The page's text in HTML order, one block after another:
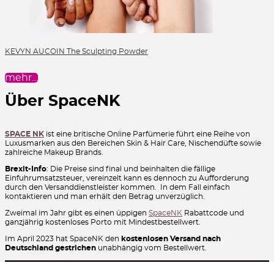
KEVYN AUCOIN The Sculpting Powder
mehr…
Über SpaceNK
SPACE NK ist eine britische Online Parfümerie führt eine Reihe von
Luxusmarken aus den Bereichen Skin & Hair Care, Nischendüfte sowie
zahlreiche Makeup Brands.
Brexit-Info: Die Preise sind final und beinhalten die fällige
Einfuhrumsatzsteuer, vereinzelt kann es dennoch zu Aufforderung
durch den Versanddienstleister kommen. In dem Fall einfach
kontaktieren und man erhält den Betrag unverzüglich.
Zweimal im Jahr gibt es einen üppigen SpaceNK Rabattcode und
ganzjährig kostenloses Porto mit Mindestbestellwert.
Im April 2023 hat SpaceNK den kostenlosen Versand nach
Deutschland gestrichen unabhängig vom Bestellwert.